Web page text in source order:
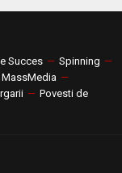
Succes — Spinning —
MassMedia —
— Povesti de